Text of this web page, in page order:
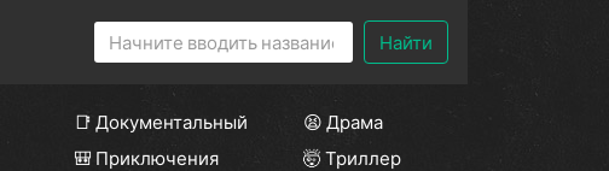
Найти
📑 Документальный
😫 Драма
🎒 Приключения
🤯 Триллер